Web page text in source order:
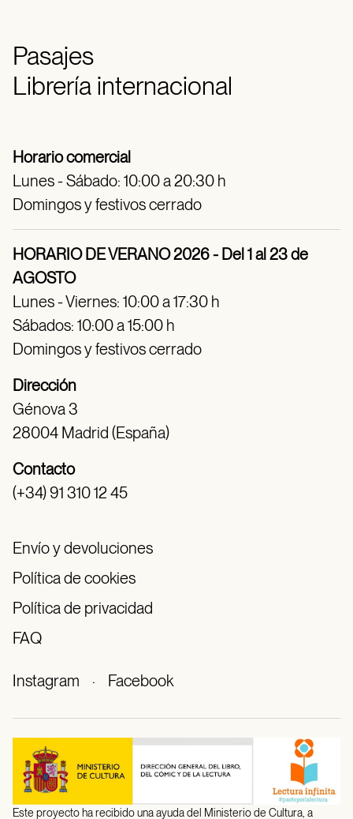
Pasajes
Librería internacional
Horario comercial
Lunes - Sábado: 10:00 a 20:30 h
Domingos y festivos cerrado
HORARIO DE VERANO 2026 - Del 1 al 23 de
AGOSTO
Lunes - Viernes: 10:00 a 17:30 h
Sábados: 10:00 a 15:00 h
Domingos y festivos cerrado
Dirección
Génova 3
28004 Madrid (España)
Contacto
(+34) 91 310 12 45
Envío y devoluciones
Política de cookies
Política de privacidad
FAQ
Instagram · Facebook
Este proyecto ha recibido una ayuda del Ministerio de Cultura, a